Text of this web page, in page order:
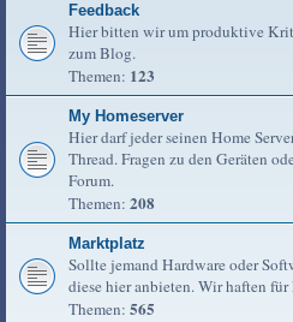
Feedback
Hier bitten wir um produktive
zum Blog.
Themen: 123
My Homeserver
Hier darf jeder seinen Home
Thread. Fragen zu den Geräten
Forum.
Themen: 208
Marktplatz
Sollte jemand Hardware oder
diese hier anbieten. Wir haften
Themen: 565